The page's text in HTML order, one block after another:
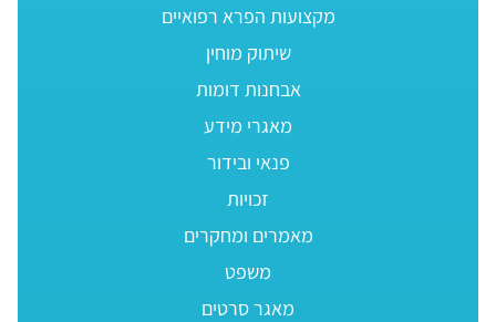
מקצועות הפרא רפואיים
שיתוק מוחין
אבחנות דומות
מאגרי מידע
פנאי ובידור
זכויות
מאמרים ומחקרים
משפט
מאגר סרטים